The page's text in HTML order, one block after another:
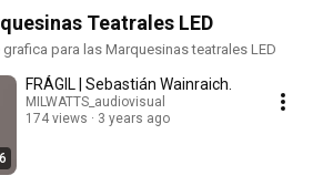
Teatrales LED
para las Marquesinas teatrales LED
FRÁGIL | Sebastián Wainraich.
MILWATTS_audiovisual
174 views
3 years ago